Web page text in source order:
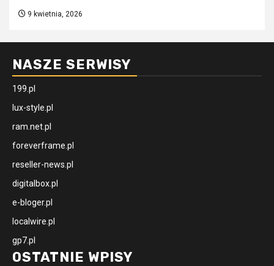
9 kwietnia, 2026
NASZE SERWISY
199.pl
lux-style.pl
ram.net.pl
foreverframe.pl
reseller-news.pl
digitalbox.pl
e-bloger.pl
localwire.pl
gp7.pl
OSTATNIE WPISY